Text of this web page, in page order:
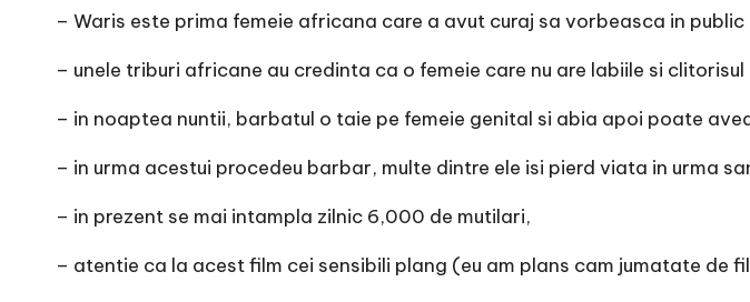
– Waris este prima femeie africana care a avut curaj sa vorbeasca in
– unele triburi africane au credinta ca o femeie care nu are labiile si
– in noaptea nuntii, barbatul o taie pe femeie genital si abia apoi poate
– in urma acestui procedeu barbar, multe dintre ele isi pierd viata in urma
– in prezent se mai intampla zilnic 6,000 de mutilari,
– atentie ca la acest film cei sensibili plang (eu am plans cam jumatate de